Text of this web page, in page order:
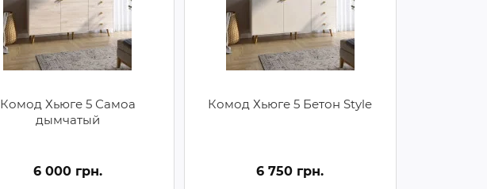
Комод Хьюге 5 Самоа
дымчатый
6 000 грн.
Комод Хьюге 5 Бетон Style
6 750 грн.